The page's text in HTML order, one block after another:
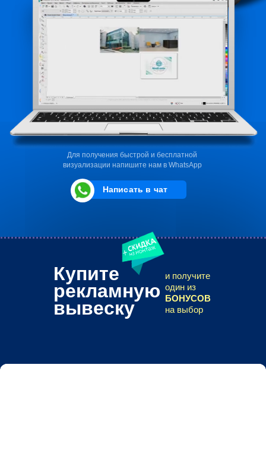
Написать в чат
Для получения быстрой и бесплатной
визуализации напишите нам в WhatsApp
Купите
рекламную
вывеску
и получите
один из
БОНУСОВ
на выбор